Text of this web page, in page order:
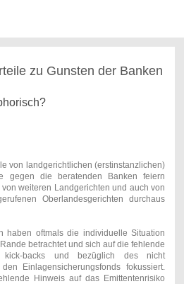
zu Gunsten der Banken
von landgerichtlichen (erstinstanzlichen)
gegen die beratenden Banken feiern
weiteren Landgerichten und auch von
Oberlandesgerichten durchaus
haben oftmals die individuelle Situation
betrachtet und sich auf die fehlende
kick-backs und bezüglich des nicht
Einlagensicherungsfonds fokussiert.
Hinweis auf das Emittentenrisiko